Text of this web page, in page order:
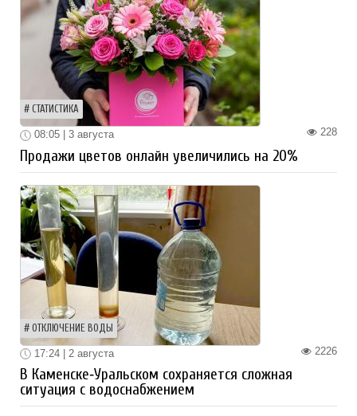
СТАТИСТИКА
228
08:05 | 3 августа
Продажи цветов онлайн увеличились на 20%
ОТКЛЮЧЕНИЕ ВОДЫ
2226
17:24 | 2 августа
В Каменске‑Уральском сохраняется сложная
ситуация с водоснабжением